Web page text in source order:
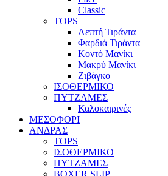
Classic
TOPS
Λεπτή Τιράντα
Φαρδιά Τιράντα
Κοντό Μανίκι
Μακρύ Μανίκι
Ζιβάγκο
ΙΣΟΘΕΡΜΙΚΟ
ΠΥΤΖΑΜΕΣ
Καλοκαιρινές
ΜΕΣΟΦΟΡΙ
ΑΝΔΡΑΣ
TOPS
ΙΣΟΘΕΡΜΙΚΟ
ΠΥΤΖΑΜΕΣ
BOXER SLIP